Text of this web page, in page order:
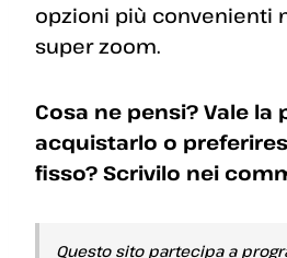
opzioni più convenienti
super zoom.
Cosa ne pensi? Vale la
acquistarlo o
fisso? Scrivilo nei
Questo sito partecipa a